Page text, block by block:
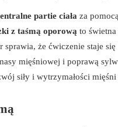
partie ciała za
z taśmą oporową to
sprawia, że ćwiczenie staje
mięśniowej i poprawą
siły i wytrzymałości mięśni